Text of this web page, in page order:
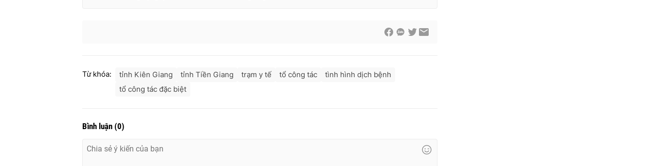
Từ khóa: tỉnh Kiên Giang tỉnh Tiền Giang trạm y tế tổ công tác
tình hình dịch bệnh
tổ công tác đặc biệt
Bình luận (0)